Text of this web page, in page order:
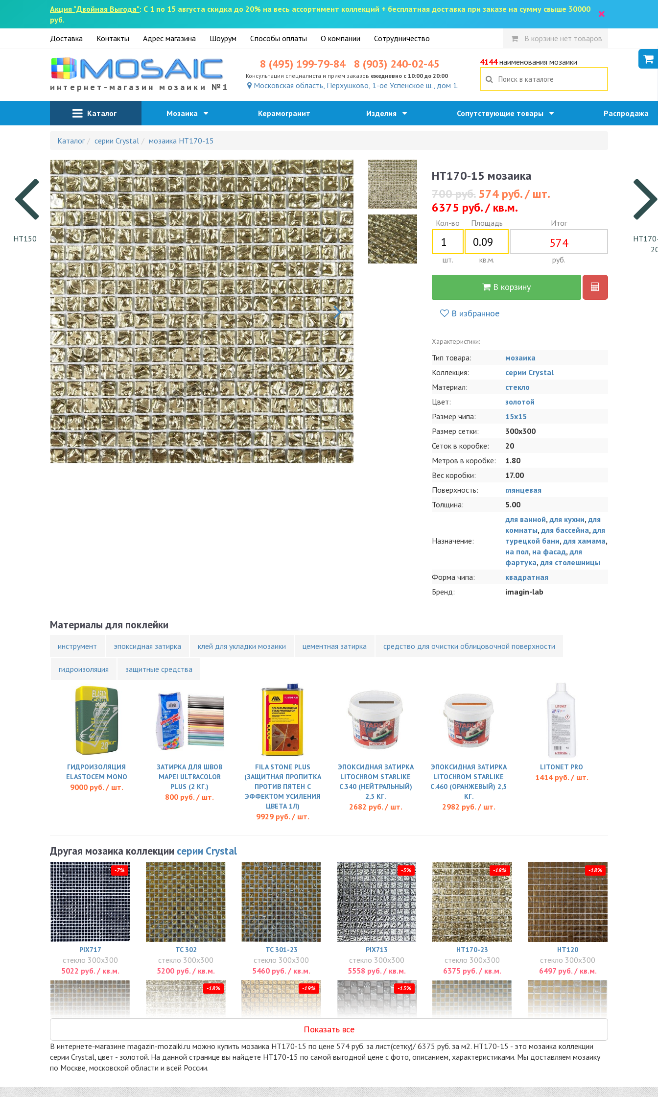
Акция "Двойная Выгода": С 1 по 15 августа скидка до 20% на весь ассортимент коллекций + бесплатная доставка при заказе на сумму свыше 30000
руб.
×
Доставка Контакты Адрес магазина Шоурум Способы оплаты О компании Сотрудничество В корзине нет товаров
интернет-магазин мозаики №1
8 (495) 199-79-84 8 (903) 240-02-45
Консультации специалиста и прием заказов ежедневно с 10:00 до 20:00
Московская область, Перхушково, 1-ое Успенское ш., дом 1.
4144наименования мозаики
Каталог Мозаика Керамогранит Изделия Сопутствующие товары Распродажа
Каталог серии Crystal мозаика HT170-15
HT150
HT170-15 мозаика
700 руб.574 руб. / шт.
6375 руб. / кв.м.
Кол-во
шт.
Площадь
кв.м.
Итог
574
руб.
В корзину
В избранное
Характеристики:
Тип товара:
мозаика
Коллекция:
серии Crystal
Материал:
стекло
Цвет:
золотой
Размер чипа:
15x15
Размер сетки:
300x300
Сеток в коробке:
20
Метров в коробке:
1.80
Вес коробки:
17.00
Поверхность:
глянцевая
Толщина:
5.00
Назначение:
для ванной, для кухни, для
комнаты, для бассейна, для
турецкой бани, для хамама,
на пол, на фасад, для
фартука, для столешницы
Форма чипа:
квадратная
Бренд:
imagin-lab
Материалы для поклейки
инструмент эпоксидная затирка клей для укладки мозаики цементная затирка средство для очистки облицовочной поверхности
гидроизоляция защитные средства
ГИДРОИЗОЛЯЦИЯ
ELASTOCEM MONO
9000 руб. / шт.
ЗАТИРКА ДЛЯ ШВОВ
MAPEI ULTRACOLOR
PLUS (2 КГ.)
800 руб. / шт.
FILA STONE PLUS
(ЗАЩИТНАЯ ПРОПИТКА
ПРОТИВ ПЯТЕН С
ЭФФЕКТОМ УСИЛЕНИЯ
ЦВЕТА 1Л)
9929 руб. / шт.
ЭПОКСИДНАЯ ЗАТИРКА
LITOCHROM STARLIKE
C.340 (НЕЙТРАЛЬНЫЙ)
2,5 КГ.
2682 руб. / шт.
ЭПОКСИДНАЯ ЗАТИРКА
LITOCHROM STARLIKE
C.460 (ОРАНЖЕВЫЙ) 2,5
КГ.
2982 руб. / шт.
LITONET PRO
1414 руб. / шт.
Другая мозаика коллекции серии Crystal
-7%
PIX717
стекло 300x300
5022 руб. / кв.м.
TC 302
стекло 300x300
5200 руб. / кв.м.
TC 301-23
стекло 300x300
5460 руб. / кв.м.
-5%
PIX713
стекло 300x300
5558 руб. / кв.м.
-18%
HT170-23
стекло 300x300
6375 руб. / кв.м.
-18%
HT120
стекло 300x300
6497 руб. / кв.м.
SGD 17
6500 руб. / кв.м.
-18%
HT170-20
6620 руб. / кв.м.
-19%
6633 руб. / кв.м.
-15%
6714 руб. / кв.м.
7020 руб. / кв.м.
7020 руб. / кв.м.
Показать все
В интернете-магазине magazin-mozaiki.ru можно купить мозаика HT170-15 по цене 574 руб. за лист(сетку)/ 6375 руб. за м2. HT170-15 - это мозаика коллекции
серии Crystal, цвет - золотой. На данной странице вы найдете HT170-15 по самой выгодной цене с фото, описанием, характеристиками. Мы доставляем мозаику
по Москве, московской области и всей России.